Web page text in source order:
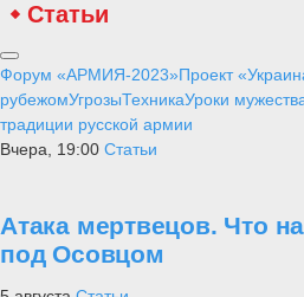
Статьи
Форум «АРМИЯ-2023»Проект
рубежомУгрозыТехникаУроки
традиции русской армии
Вчера, 19:00 Статьи
Атака мертвецов. Что
под Осовцом